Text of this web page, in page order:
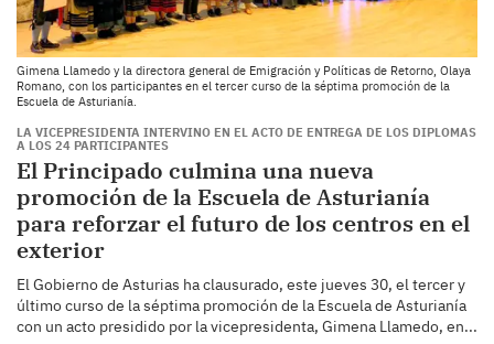
Gimena Llamedo y la directora general de Emigración y Políticas de Retorno, Olaya
Romano, con los participantes en el tercer curso de la séptima promoción de la
Escuela de Asturianía.
LA VICEPRESIDENTA INTERVINO EN EL ACTO DE ENTREGA DE LOS DIPLOMAS
A LOS 24 PARTICIPANTES
El Principado culmina una nueva
promoción de la Escuela de Asturianía
para reforzar el futuro de los centros en el
exterior
El Gobierno de Asturias ha clausurado, este jueves 30, el tercer y
último curso de la séptima promoción de la Escuela de Asturianía
con un acto presidido por la vicepresidenta, Gimena Llamedo, en...